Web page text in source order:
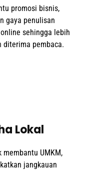
promosi bisnis,
gaya penulisan
sehingga lebih
diterima pembaca.
Lokal
UMKM,
jangkauan